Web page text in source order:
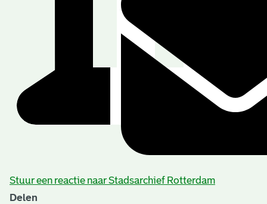
Stuur een reactie naar Stadsarchief Rotterdam
Delen